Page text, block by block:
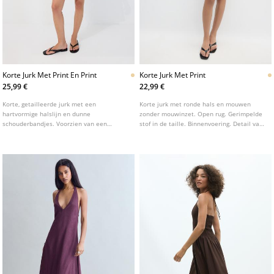
Korte Jurk Met Print En Print
25,99 €
Korte, getailleerde jurk met een
hartvormige halslijn en dunne
schouderbandjes. Voorzien van een
Korte Jurk Met Print
22,99 €
Korte jurk met ronde hals en mouwen
zonder mouwinzet. Open rug. Gerimpelde
stof in de taille. Binnenvoering. Detail van